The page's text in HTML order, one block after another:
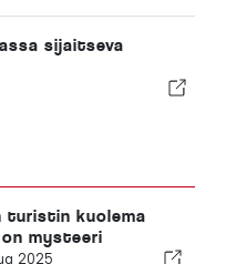
sijaitseva
turistin kuolema
mysteeri
2025